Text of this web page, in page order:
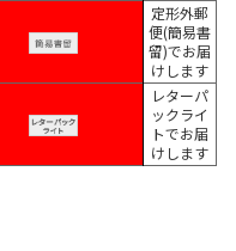
定形外郵
便(簡易書
留)でお届
けします
レターパ
ックライ
トでお届
けします